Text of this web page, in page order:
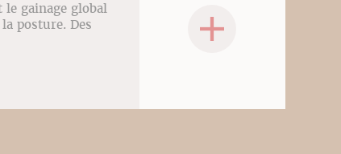
gainage global
posture. Des